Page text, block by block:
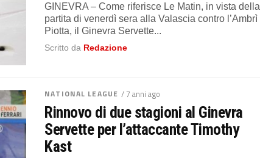
GINEVRA – Come riferisce Le Matin, in vista della
partita di venerdì sera alla Valascia contro l’Ambrì
Piotta, il Ginevra Servette...
Scritto da Redazione
NATIONAL LEAGUE / 7 anni ago
Rinnovo di due stagioni al Ginevra
Servette per l’attaccante Timothy
Kast